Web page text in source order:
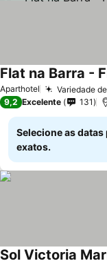
Aparthotel Variedade
9,2 Excelente 131
Selecione as
exatos.
Sol Victoria